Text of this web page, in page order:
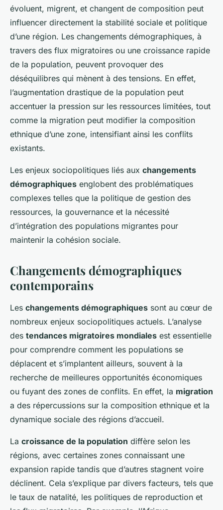
évoluent, migrent, et changent de composition peut
influencer directement la stabilité sociale et politique
d’une région. Les changements démographiques, à
travers des flux migratoires ou une croissance rapide
de la population, peuvent provoquer des
déséquilibres qui mènent à des tensions. En effet,
l’augmentation drastique de la population peut
accentuer la pression sur les ressources limitées, tout
comme la migration peut modifier la composition
ethnique d’une zone, intensifiant ainsi les conflits
existants.
Les enjeux sociopolitiques liés aux changements
démographiques englobent des problématiques
complexes telles que la politique de gestion des
ressources, la gouvernance et la nécessité
d’intégration des populations migrantes pour
maintenir la cohésion sociale.
Changements démographiques
contemporains
Les changements démographiques sont au cœur de
nombreux enjeux sociopolitiques actuels. L’analyse
des tendances migratoires mondiales est essentielle
pour comprendre comment les populations se
déplacent et s’implantent ailleurs, souvent à la
recherche de meilleures opportunités économiques
ou fuyant des zones de conflits. En effet, la migration
a des répercussions sur la composition ethnique et la
dynamique sociale des régions d’accueil.
La croissance de la population diffère selon les
régions, avec certaines zones connaissant une
expansion rapide tandis que d’autres stagnent voire
déclinent. Cela s’explique par divers facteurs, tels que
le taux de natalité, les politiques de reproduction et